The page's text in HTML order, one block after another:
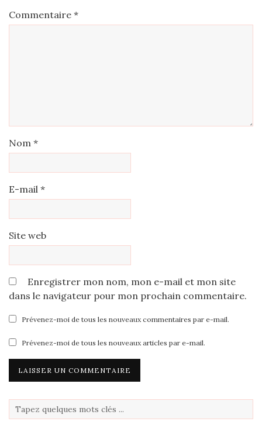
Commentaire *
Nom *
E-mail *
Site web
Enregistrer mon nom, mon e-mail et mon site
dans le navigateur pour mon prochain commentaire.
Prévenez-moi de tous les nouveaux commentaires par e-mail.
Prévenez-moi de tous les nouveaux articles par e-mail.